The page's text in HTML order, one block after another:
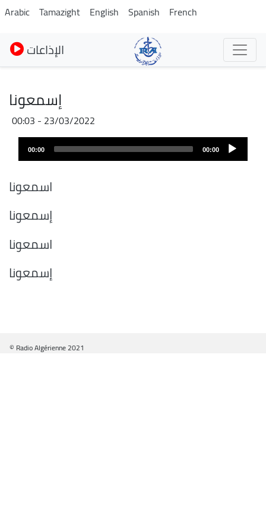
Pasar
al
contenido
principal
Arabic Tamazight English Spanish French
الإذاعات
إسمعونا
23/03/2022 - 00:03
00:00
00:00
اسمعونا
إسمعونا
اسمعونا
إسمعونا
© Radio Algérienne 2021